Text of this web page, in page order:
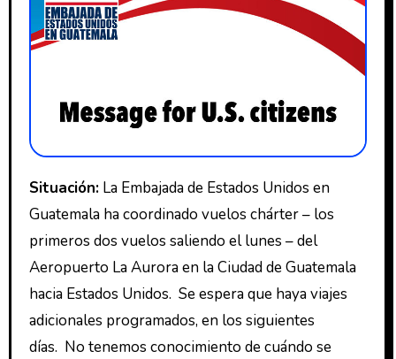
Situación:La Embajada de Estados Unidos en
Guatemala ha coordinado vuelos chárter – los
primeros dos vuelos saliendo el lunes – del
Aeropuerto La Aurora en la Ciudad de Guatemala
hacia Estados Unidos. Se espera que haya viajes
adicionales programados, en los siguientes
días. No tenemos conocimiento de cuándo se